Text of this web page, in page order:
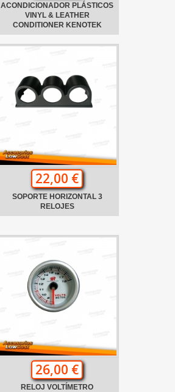
ACONDICIONADOR PLÁSTICOS
VINYL & LEATHER
CONDITIONER KENOTEK
22,00 €
SOPORTE HORIZONTAL 3
RELOJES
26,00 €
RELOJ VOLTÍMETRO